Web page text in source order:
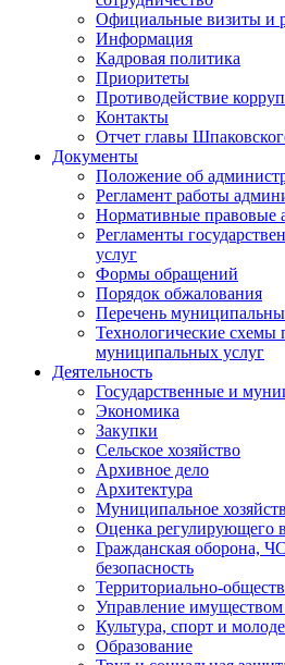
Официальные визиты и
Информация
Кадровая политика
Приоритеты
Противодействие
Контакты
Отчет главы
Документы
Положение об
Регламент работы
Нормативные правовые
Регламенты
услуг
Формы обращений
Порядок обжалования
Перечень
Технологические схемы
муниципальных услуг
Деятельность
Государственные и
Экономика
Закупки
Сельское хозяйство
Архивное дело
Архитектура
Муниципальное
Оценка регулирующего
Гражданская оборона,
безопасность
Территориально-
Управление имуществом
Культура, спорт и
Образование